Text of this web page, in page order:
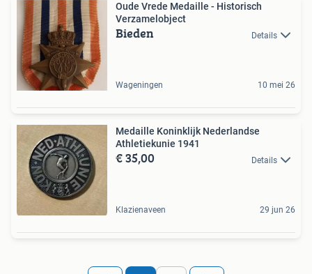
Oude Vrede Medaille - Historisch
Verzamelobject
Bieden Details
Wageningen 10 mei 26
Medaille Koninklijk Nederlandse
Athletiekunie 1941
€ 35,00 Details
Klazienaveen 29 jun 26